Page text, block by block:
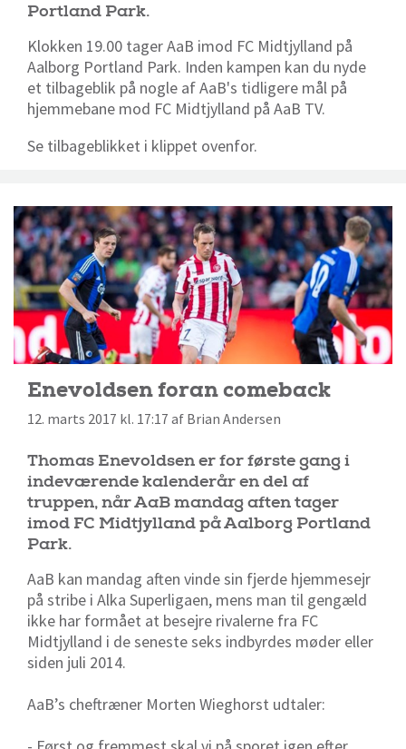
Portland Park.
Klokken 19.00 tager AaB imod FC Midtjylland på
Aalborg Portland Park. Inden kampen kan du nyde
et tilbageblik på nogle af AaB's tidligere mål på
hjemmebane mod FC Midtjylland på AaB TV.
Se tilbageblikket i klippet ovenfor.
Enevoldsen foran comeback
12. marts 2017 kl. 17:17 af Brian Andersen
Thomas Enevoldsen er for første gang i
indeværende kalenderår en del af
truppen, når AaB mandag aften tager
imod FC Midtjylland på Aalborg Portland
Park.
AaB kan mandag aften vinde sin fjerde hjemmesejr
på stribe i Alka Superligaen, mens man til gengæld
ikke har formået at besejre rivalerne fra FC
Midtjylland i de seneste seks indbyrdes møder eller
siden juli 2014.
AaB’s cheftræner Morten Wieghorst udtaler: